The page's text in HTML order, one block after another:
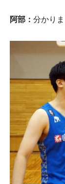
阿部： 分かりま